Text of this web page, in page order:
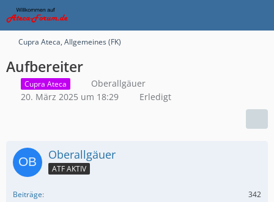
Cupra Ateca, Allgemeines (FK)
Aufbereiter
Cupra Ateca
Oberallgäuer
20. März 2025 um 18:29
Erledigt
Oberallgäuer
ATF AKTIV
Beiträge
342